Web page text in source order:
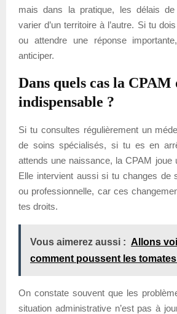
mais dans la pratique, les délais de
varier d’un territoire à l’autre. Si tu
ou attendre une réponse
anticiper.
Dans quels cas la CPAM
indispensable ?
Si tu consultes régulièrement un
de soins spécialisés, si tu es en
attends une naissance, la CPAM joue
Elle intervient aussi si tu changes de
ou professionnelle, car ces
tes droits.
Vous aimerez aussi : Allons
comment poussent les
On constate souvent que les
situation administrative n’est pas à